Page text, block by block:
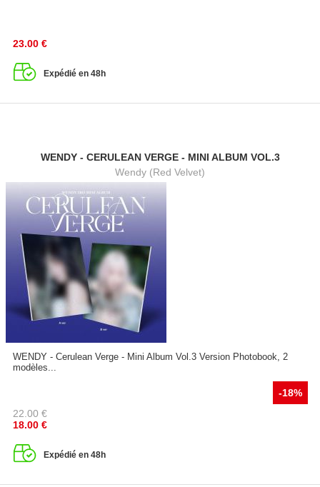
23.00 €
Expédié en 48h
WENDY - CERULEAN VERGE - MINI ALBUM VOL.3
Wendy (Red Velvet)
WENDY - Cerulean Verge - Mini Album Vol.3 Version Photobook, 2
modèles...
-18%
22.00 €
18.00 €
Expédié en 48h